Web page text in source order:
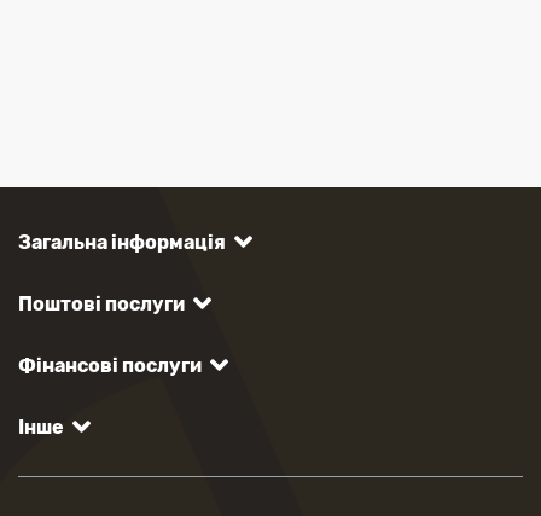
Загальна інформація
Поштові послуги
Фінансові послуги
Інше